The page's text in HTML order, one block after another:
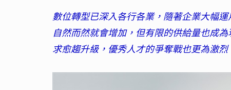
數位轉型已深入各行各業，隨著企業大幅
自然而然就會增加，但有限的供給量也成
求愈趨升級，優秀人才的爭奪戰也更為激烈